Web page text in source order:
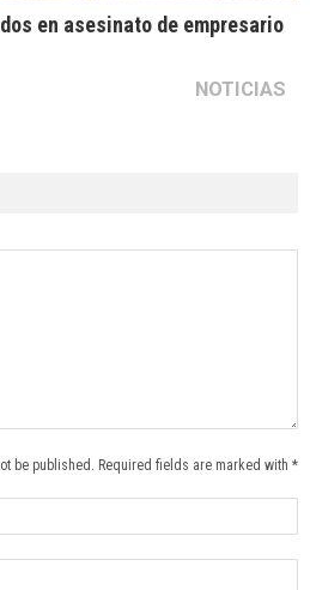
en asesinato de empresario
NOTICIAS
be published. Required fields are marked with *